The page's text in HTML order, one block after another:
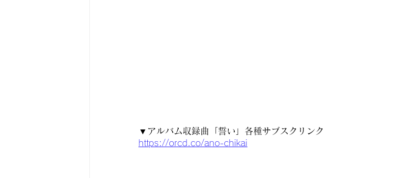
▼アルバム収録曲「誓い」各種サブスクリンク
https://orcd.co/ano-chikai